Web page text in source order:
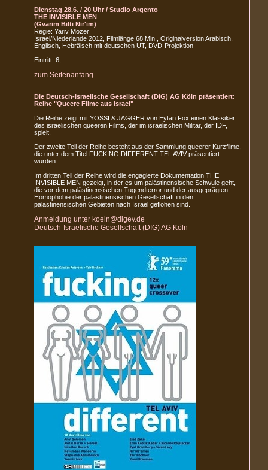
Dienstag 28.6. / 20 Uhr / Studio Argento
THE INVISIBLE MEN
(Gvarim Bilti Nir'im)
Regie: Yariv Mozer
Israel/Niederlande 2012, Filmlänge 68 Min., Originalversion Arabisch,
Englisch, Hebräisch mit deutschen UT, DVD-Projektion
Eintritt: 6,-
zum Seitenanfang
Die Deutsch-Israelische Gesellschaft (DIG) AG Köln präsentiert:
Reihe "Queere Filme aus Israel"
Die Reihe zeigt mit YOSSI & JAGGER von Eytan Fox einen Klassiker
des israelischen queeren Films, der im israelischen Militär, der IDF,
spielt.
Der zweite Teil der Reihe besteht aus der Sammlung queerer Kurzfilme,
die unter dem Titel FUCKING DIFFERENT TEL AVIV präsentiert
wurden.
Im dritten Teil der Reihe wird die engagierte Dokumentation THE
INVISIBLE MEN gezeigt, in der es um palästinensische Schwule geht,
die vor dem palästinensischen Tugendterror und der ausgeprägten
Homophobie der palästinensischen Gesellschaft in den
palästinensischen Gebieten nach Israel geflohen sind.
Anmeldung unter koeln@digev.de
Deutsch-Israelische Gesellschaft (DIG) AG Köln